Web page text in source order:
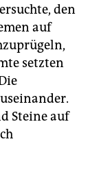
den
auf
setzten
Steine auf